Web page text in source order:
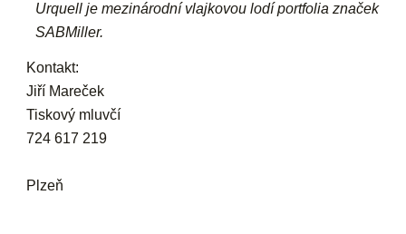
Urquell je mezinárodní vlajkovou lodí portfolia značek
SABMiller.
Kontakt:
Jiří Mareček
Tiskový mluvčí
724 617 219
Plzeň